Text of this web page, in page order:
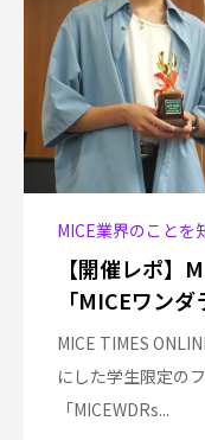
MICE業界のことを
【開催レポ】
「MICEワン
MICE TIMES
にした学生限定の
「MICEWDRs...